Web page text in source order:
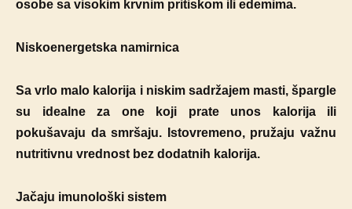
osobe sa visokim krvnim pritiskom ili edemima.
Niskoenergetska namirnica
Sa vrlo malo kalorija i niskim sadržajem masti, špargle
su idealne za one koji prate unos kalorija ili
pokušavaju da smršaju. Istovremeno, pružaju važnu
nutritivnu vrednost bez dodatnih kalorija.
Jačaju imunološki sistem